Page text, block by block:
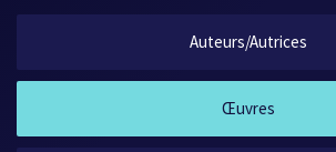
Auteurs/Autrices
Œuvres